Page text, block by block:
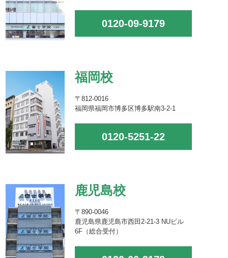
0120-09-9179
福岡校
〒812-0016
福岡県福岡市博多区博多駅南3-2-1
0120-5251-22
鹿児島校
〒890-0046
鹿児島県鹿児島市西田2-21-3 NUビル
6F（総合受付）